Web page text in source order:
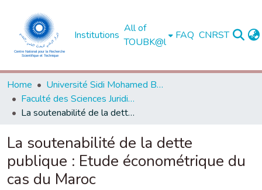
Institutions
All of
TOUBK@l
FAQ CNRST
Home
Université Sidi Mohamed Ben Abdellah de Fès
Faculté des Sciences Juridiques, Economiques et Sociales - Fès
La soutenabilité de la dette publique : Etude économétrique du cas du Maroc
La soutenabilité de la dette
publique : Etude économétrique du
cas du Maroc